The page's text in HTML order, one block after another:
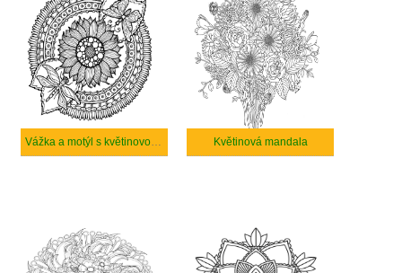
Vážka a motýl s květinovou mandalou Květinová mandala